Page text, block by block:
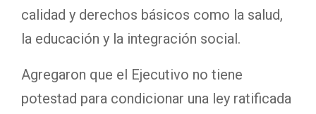
calidad y derechos básicos como la salud,
la educación y la integración social.
Agregaron que el Ejecutivo no tiene
potestad para condicionar una ley ratificada